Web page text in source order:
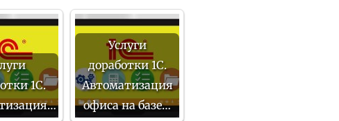
1С.
Услуги
доработки 1С.
Автоматизация
офиса на базе…